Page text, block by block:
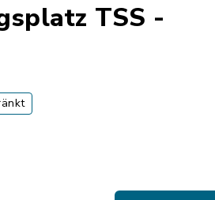
TSS -